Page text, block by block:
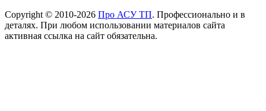
Copyright © 2010-2026 Про АСУ ТП. Профессионально и в
деталях. При любом использовании материалов сайта
активная ссылка на сайт обязательна.